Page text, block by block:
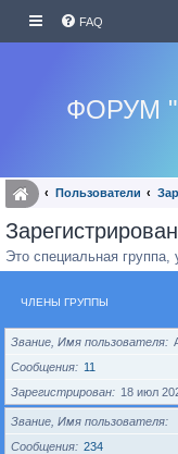
FAQ
ФОРУМ
Пользователи
Это специальная
ЧЛЕНЫ ГРУППЫ
Звание, Имя пользователя
Сообщения
11
Зарегистрирован
18 июл
Звание, Имя пользователя
Сообщения
234